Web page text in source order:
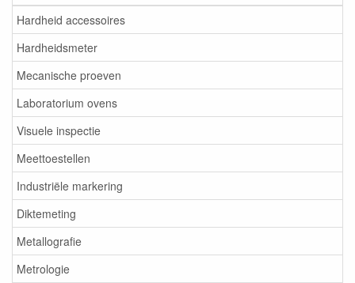
Hardheid accessoires
Hardheidsmeter
Mecanische proeven
Laboratorium ovens
Visuele inspectie
Meettoestellen
Industriële markering
Diktemeting
Metallografie
Metrologie